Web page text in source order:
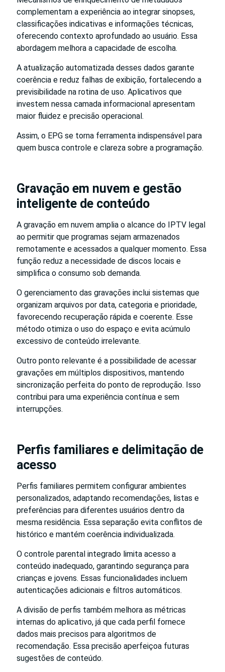
complementam a experiência ao integrar sinopses,
classificações indicativas e informações técnicas,
oferecendo contexto aprofundado ao usuário. Essa
abordagem melhora a capacidade de escolha.
A atualização automatizada desses dados garante
coerência e reduz falhas de exibição, fortalecendo a
previsibilidade na rotina de uso. Aplicativos que
investem nessa camada informacional apresentam
maior fluidez e precisão operacional.
Assim, o EPG se torna ferramenta indispensável para
quem busca controle e clareza sobre a programação.
Gravação em nuvem e gestão
inteligente de conteúdo
A gravação em nuvem amplia o alcance do IPTV legal
ao permitir que programas sejam armazenados
remotamente e acessados a qualquer momento. Essa
função reduz a necessidade de discos locais e
simplifica o consumo sob demanda.
O gerenciamento das gravações inclui sistemas que
organizam arquivos por data, categoria e prioridade,
favorecendo recuperação rápida e coerente. Esse
método otimiza o uso do espaço e evita acúmulo
excessivo de conteúdo irrelevante.
Outro ponto relevante é a possibilidade de acessar
gravações em múltiplos dispositivos, mantendo
sincronização perfeita do ponto de reprodução. Isso
contribui para uma experiência contínua e sem
interrupções.
Perfis familiares e delimitação de
acesso
Perfis familiares permitem configurar ambientes
personalizados, adaptando recomendações, listas e
preferências para diferentes usuários dentro da
mesma residência. Essa separação evita conflitos de
histórico e mantém coerência individualizada.
O controle parental integrado limita acesso a
conteúdo inadequado, garantindo segurança para
crianças e jovens. Essas funcionalidades incluem
autenticações adicionais e filtros automáticos.
A divisão de perfis também melhora as métricas
internas do aplicativo, já que cada perfil fornece
dados mais precisos para algoritmos de
recomendação. Essa precisão aperfeiçoa futuras
sugestões de conteúdo.